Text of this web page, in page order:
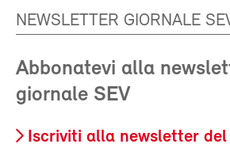
NEWSLETTER GIORNALE
Abbonatevi alla
giornale SEV
Iscriviti alla newsletter del